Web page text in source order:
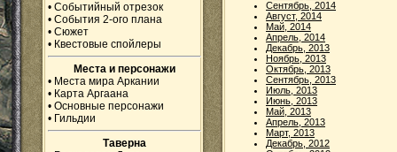
• Событийный отрезок
• События 2-ого плана
• Сюжет
• Квестовые спойлеры
Места и персонажи
• Места мира Аркании
• Карта Аргаана
• Основные персонажи
• Гильдии
Таверна
Сентябрь, 2014
Август, 2014
Май, 2014
Апрель, 2014
Декабрь, 2013
Ноябрь, 2013
Октябрь, 2013
Сентябрь, 2013
Июль, 2013
Июнь, 2013
Май, 2013
Апрель, 2013
Март, 2013
Декабрь, 2012